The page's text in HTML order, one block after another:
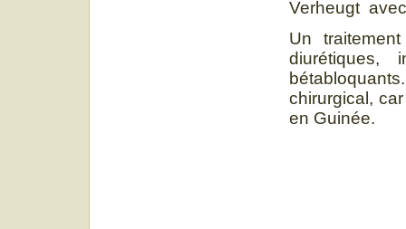
Verheugt
Un
diurétiques,
chirurgical,
en Guinée.